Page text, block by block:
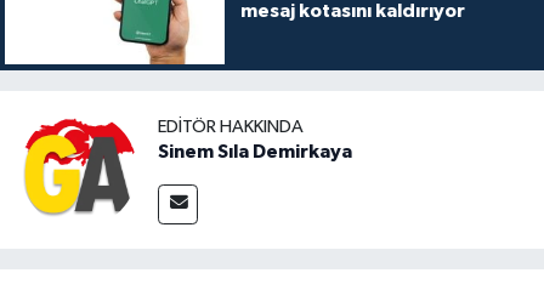
mesaj kotasını kaldırıyor
EDITÖR HAKKINDA
Sinem Sıla Demirkaya